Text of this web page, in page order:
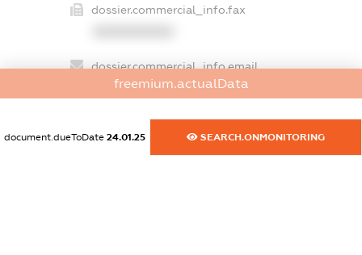
dossier.commercial_info.fax
dossier.commercial_info.email
XXXXXXXXXX
dossier.commercial_info.website
XXXXXXXXXX
freemium.actualData
document.dueToDate 24.01.25 SEARCH.ONMONITORING